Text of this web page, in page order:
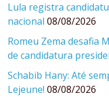
Lula registra
nacional 08/08/2026
Romeu Zema desafia
de candidatura
Schabib Hany: Até
Lejeune! 08/08/2026